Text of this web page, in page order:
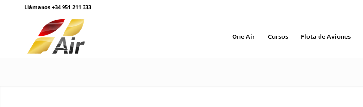
Llámanos +34 951 211 333
One Air Cursos Flota de Aviones